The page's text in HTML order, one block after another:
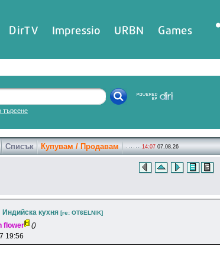
DirTV Impressio URBN Games
търсене
Списък Купувам / Продавам 14:07 07.08.26
Индийска кухня [re: OT6ELNlK]
flower
()
19:56